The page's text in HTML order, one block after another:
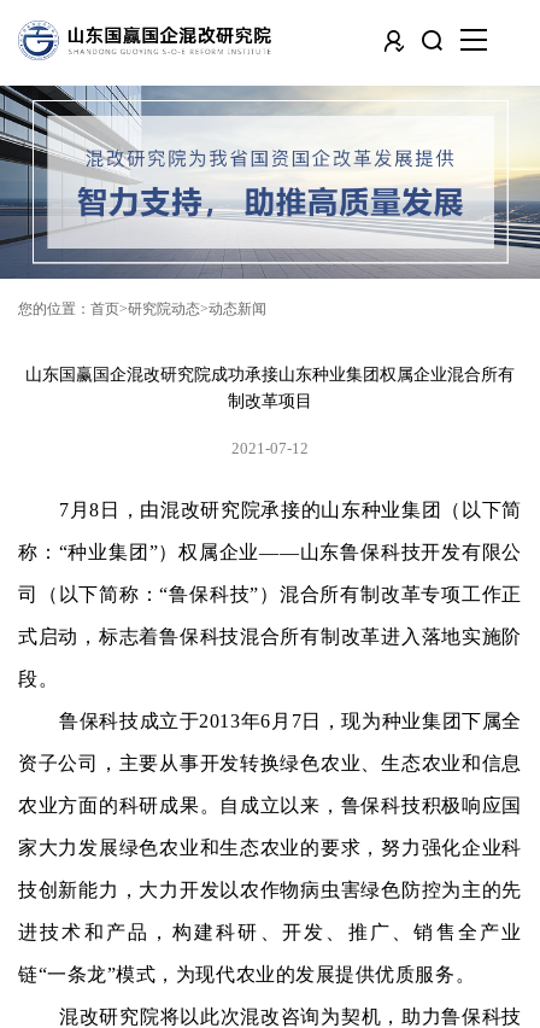
您的位置： 首页 研究院动态 动态新闻
山东国赢国企混改研究院成功承接山东种业集团权属企业混合所有
制改革项目
2021-07-12
7月8日，由混改研究院承接的山东种业集团（以下简
称：“种业集团”）权属企业——山东鲁保科技开发有限公
司（以下简称：“鲁保科技”）混合所有制改革专项工作正
式启动，标志着鲁保科技混合所有制改革进入落地实施阶
段。
鲁保科技成立于2013年6月7日，现为种业集团下属全
资子公司，主要从事开发转换绿色农业、生态农业和信息
农业方面的科研成果。自成立以来，鲁保科技积极响应国
家大力发展绿色农业和生态农业的要求，努力强化企业科
技创新能力，大力开发以农作物病虫害绿色防控为主的先
进技术和产品，构建科研、开发、推广、销售全产业
链“一条龙”模式，为现代农业的发展提供优质服务。
混改研究院将以此次混改咨询为契机，助力鲁保科技